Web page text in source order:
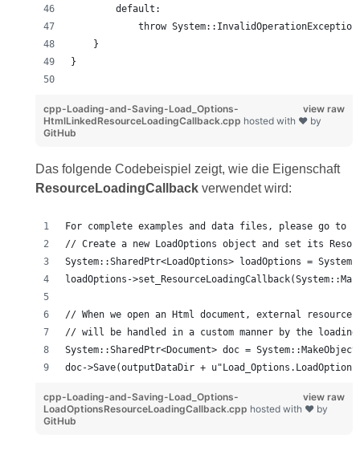
        default:
throw
    }
}
view raw
cpp-Loading-and-Saving-Load_Options-
HtmlLinkedResourceLoadingCallback.cpp hosted with ❤ by
GitHub
Das folgende Codebeispiel zeigt, wie die Eigenschaft
ResourceLoadingCallbackverwendet wird:
For complete examples and data files, please go to
// Create a new LoadOptions object and set its
System::SharedPtr<LoadOptions> loadOptions =
loadOptions-
// When we open an Html document, external
// will be handled in a custom manner by the
System::SharedPtr<Document> doc =
doc->Save(outputDataDir +
view raw
cpp-Loading-and-Saving-Load_Options-
LoadOptionsResourceLoadingCallback.cpp hosted with ❤ by
GitHub